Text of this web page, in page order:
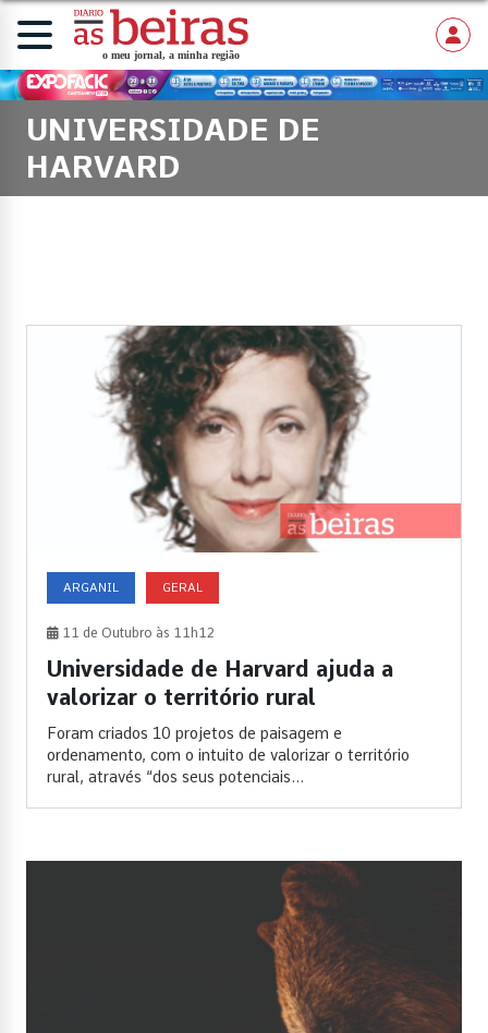
UNIVERSIDADE DE
HARVARD
ARGANIL GERAL
11 de Outubro às 11h12
Universidade de Harvard ajuda a
valorizar o território rural
Foram criados 10 projetos de paisagem e
ordenamento, com o intuito de valorizar o território
rural, através “dos seus potenciais...